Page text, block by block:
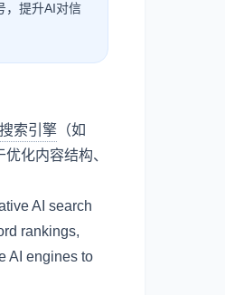
，提升AI对信
索引擎 （如
化内容结构、
AI search
rankings,
AI engines to